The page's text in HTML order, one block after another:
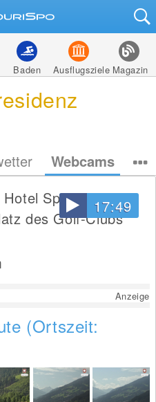
Baden Ausflugsziele Magazin
Webcams
17:49
Sportresidenz
des Golf-Clubs
Anzeige
(Ortszeit: